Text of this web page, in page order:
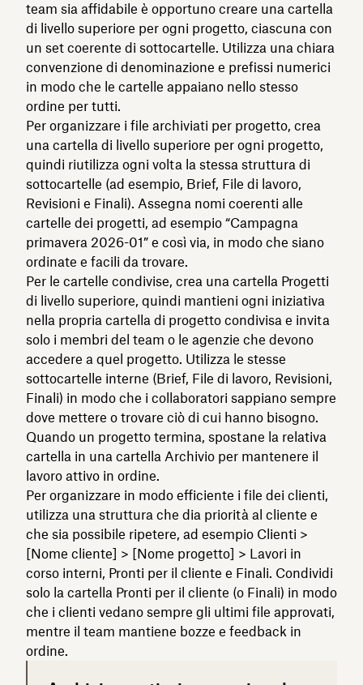
team sia affidabile è opportuno creare una cartella
di livello superiore per ogni progetto, ciascuna con
un set coerente di sottocartelle. Utilizza una chiara
convenzione di denominazione e prefissi numerici
in modo che le cartelle appaiano nello stesso
ordine per tutti.
Per organizzare i file archiviati per progetto, crea
una cartella di livello superiore per ogni progetto,
quindi riutilizza ogni volta la stessa struttura di
sottocartelle (ad esempio, Brief, File di lavoro,
Revisioni e Finali). Assegna nomi coerenti alle
cartelle dei progetti, ad esempio “Campagna
primavera 2026-01” e così via, in modo che siano
ordinate e facili da trovare.
Per le cartelle condivise, crea una cartella Progetti
di livello superiore, quindi mantieni ogni iniziativa
nella propria cartella di progetto condivisa e invita
solo i membri del team o le agenzie che devono
accedere a quel progetto. Utilizza le stesse
sottocartelle interne (Brief, File di lavoro, Revisioni,
Finali) in modo che i collaboratori sappiano sempre
dove mettere o trovare ciò di cui hanno bisogno.
Quando un progetto termina, spostane la relativa
cartella in una cartella Archivio per mantenere il
lavoro attivo in ordine.
Per organizzare in modo efficiente i file dei clienti,
utilizza una struttura che dia priorità al cliente e
che sia possibile ripetere, ad esempio Clienti >
[Nome cliente] > [Nome progetto] > Lavori in
corso interni, Pronti per il cliente e Finali. Condividi
solo la cartella Pronti per il cliente (o Finali) in modo
che i clienti vedano sempre gli ultimi file approvati,
mentre il team mantiene bozze e feedback in
ordine.